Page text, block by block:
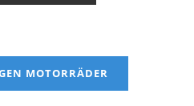
MOTORRÄDER